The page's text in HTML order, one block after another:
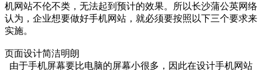
机网站不伦不类，无法起到预计的效果。所以长沙蒲公英网络
认为，企业想要做好手机网站，就必须要按照以下三个要求来
实施。
页面设计简洁明朗
由于手机屏幕要比电脑的屏幕小很多，因此在设计手机网站